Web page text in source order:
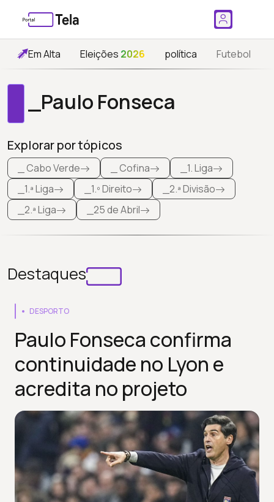
Em Alta Eleições 2026 política Futebol
_Paulo Fonseca
Explorar por tópicos
_ Cabo Verde _ Cofina
_1. Liga
_1.ª Liga
_1.º Direito
_2.ª Divisão
_2.ª Liga
_25 de Abril
Destaques
DESPORTO
Paulo Fonseca confirma
continuidade no Lyon e
acredita no projeto